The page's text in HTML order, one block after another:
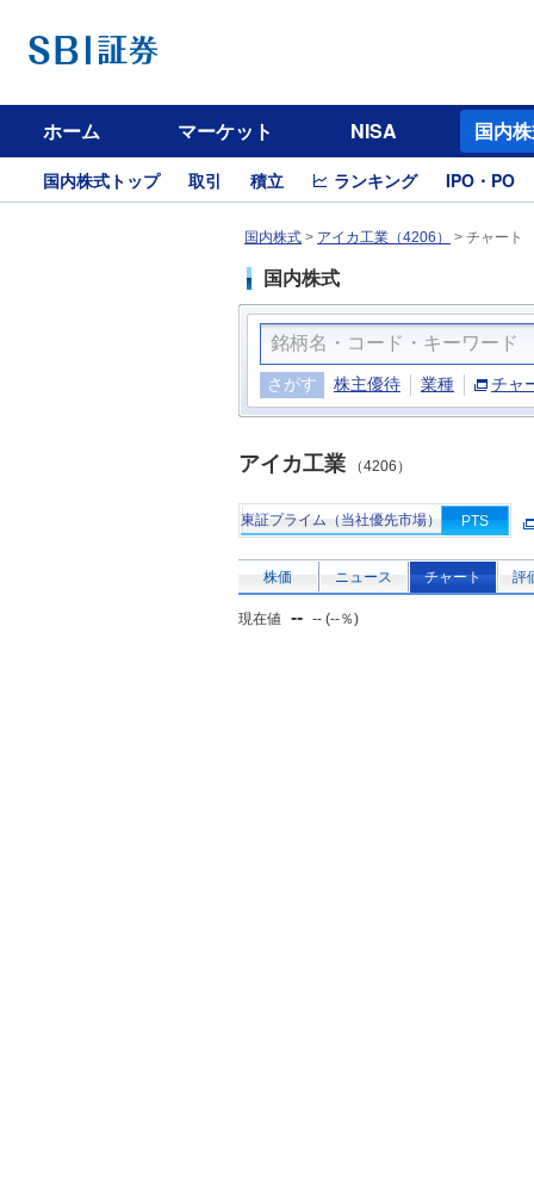
ホーム マーケット NISA 国内
国内株式トップ 取引 積立 ランキング IPO・PO
国内株式 > アイカ工業（4206） > チャート
国内株式
さがす 株主優待 業種 チャ
アイカ工業 （4206）
東証プライム（当社優先市場） PTS
株価 ニュース チャート 評
現在値 -- -- (--％)